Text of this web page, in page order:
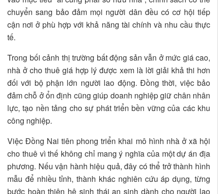
chuyển sang bảo đảm mọi người dân đều có cơ hội tiếp
cận nơi ở phù hợp với khả năng tài chính và nhu cầu thực
tế.
Trong bối cảnh thị trường bất động sản vẫn ở mức giá cao,
nhà ở cho thuê giá hợp lý được xem là lời giải khả thi hơn
đối với bộ phận lớn người lao động. Đồng thời, việc bảo
đảm chỗ ở ổn định cũng giúp doanh nghiệp giữ chân nhân
lực, tạo nền tảng cho sự phát triển bền vững của các khu
công nghiệp.
Việc Đồng Nai tiên phong triển khai mô hình nhà ở xã hội
cho thuê vì thế không chỉ mang ý nghĩa của một dự án địa
phương. Nếu vận hành hiệu quả, đây có thể trở thành hình
mẫu để nhiều tỉnh, thành khác nghiên cứu áp dụng, từng
bước hoàn thiện hệ sinh thái an sinh dành cho người lao